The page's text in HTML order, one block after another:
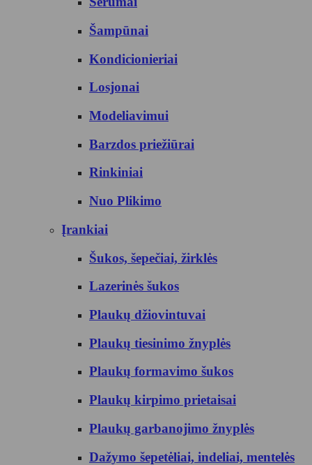
Šampūnai
Kondicionieriai
Losjonai
Modeliavimui
Barzdos priežiūrai
Rinkiniai
Nuo Plikimo
Įrankiai
Šukos, šepečiai, žirklės
Lazerinės šukos
Plaukų džiovintuvai
Plaukų tiesinimo žnyplės
Plaukų formavimo šukos
Plaukų kirpimo prietaisai
Plaukų garbanojimo žnyplės
Dažymo šepetėliai, indeliai, mentelės